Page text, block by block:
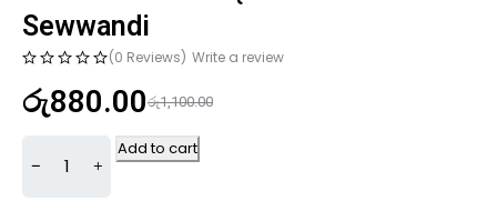
Sewwandi
(0 Reviews) Write a review
රු1,100.00
රු880.00
Add to cart